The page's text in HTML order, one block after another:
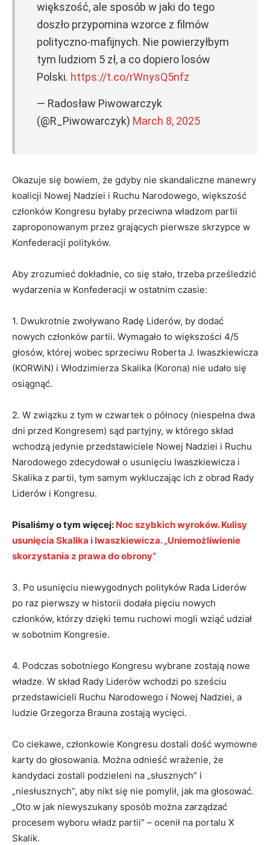
większość, ale sposób w jaki do tego
doszło przypomina wzorce z filmów
polityczno-mafijnych. Nie powierzyłbym
tym ludziom 5 zł, a co dopiero losów
Polski. https://t.co/rWnysQ5nfz
— Radosław Piwowarczyk
(@R_Piwowarczyk) March 8, 2025
Okazuje się bowiem, że gdyby nie skandaliczne manewry
koalicji Nowej Nadziei i Ruchu Narodowego, większość
członków Kongresu byłaby przeciwna władzom partii
zaproponowanym przez grających pierwsze skrzypce w
Konfederacji polityków.
Aby zrozumieć dokładnie, co się stało, trzeba prześledzić
wydarzenia w Konfederacji w ostatnim czasie:
1. Dwukrotnie zwoływano Radę Liderów, by dodać
nowych członków partii. Wymagało to większości 4/5
głosów, której wobec sprzeciwu Roberta J. Iwaszkiewicza
(KORWiN) i Włodzimierza Skalika (Korona) nie udało się
osiągnąć.
2. W związku z tym w czwartek o północy (niespełna dwa
dni przed Kongresem) sąd partyjny, w którego skład
wchodzą jedynie przedstawiciele Nowej Nadziei i Ruchu
Narodowego zdecydował o usunięciu Iwaszkiewicza i
Skalika z partii, tym samym wykluczając ich z obrad Rady
Liderów i Kongresu.
Pisaliśmy o tym więcej: Noc szybkich wyroków. Kulisy
usunięcia Skalika i Iwaszkiewicza. „Uniemożliwienie
skorzystania z prawa do obrony”
3. Po usunięciu niewygodnych polityków Rada Liderów
po raz pierwszy w historii dodała pięciu nowych
członków, którzy dzięki temu ruchowi mogli wziąć udział
w sobotnim Kongresie.
4. Podczas sobotniego Kongresu wybrane zostają nowe
władze. W skład Rady Liderów wchodzi po sześciu
przedstawicieli Ruchu Narodowego i Nowej Nadziei, a
ludzie Grzegorza Brauna zostają wycięci.
Co ciekawe, członkowie Kongresu dostali dość wymowne
karty do głosowania. Można odnieść wrażenie, że
kandydaci zostali podzieleni na „słusznych” i
„niesłusznych”, aby nikt się nie pomylił, jak ma głosować.
„Oto w jak niewyszukany sposób można zarządzać
procesem wyboru władz partii” – ocenił na portalu X
Skalik.